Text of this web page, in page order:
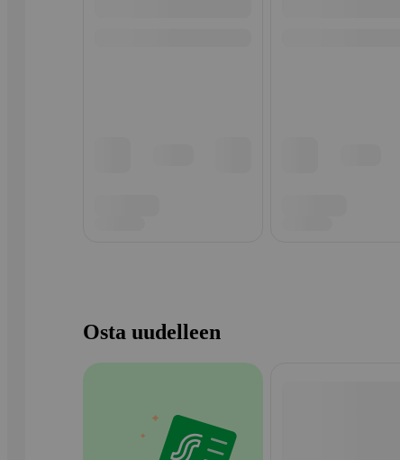
Osta uudelleen
Ohita listaus